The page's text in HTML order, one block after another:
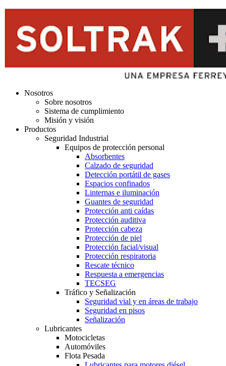
Nosotros
Sobre nosotros
Sistema de cumplimiento
Misión y visión
Productos
Seguridad Industrial
Equipos de protección personal
Absorbentes
Calzado de seguridad
Detección portátil de gases
Espacios confinados
Linternas e iluminación
Guantes de seguridad
Protección anti caídas
Protección auditiva
Protección cabeza
Protección de piel
Protección facial/visual
Protección respiratoria
Rescate técnico
Respuesta a emergencias
TECSEG
Tráfico y Señalización
Seguridad vial y en áreas de trabajo
Seguridad en pisos
Señalización
Lubricantes
Motocicletas
Automóviles
Flota Pesada